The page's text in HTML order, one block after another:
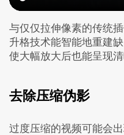
与仅仅拉伸像素的传统
升格技术能智能地重建
使大幅放大后也能呈现清
去除压缩伪影
过度压缩的视频可能会